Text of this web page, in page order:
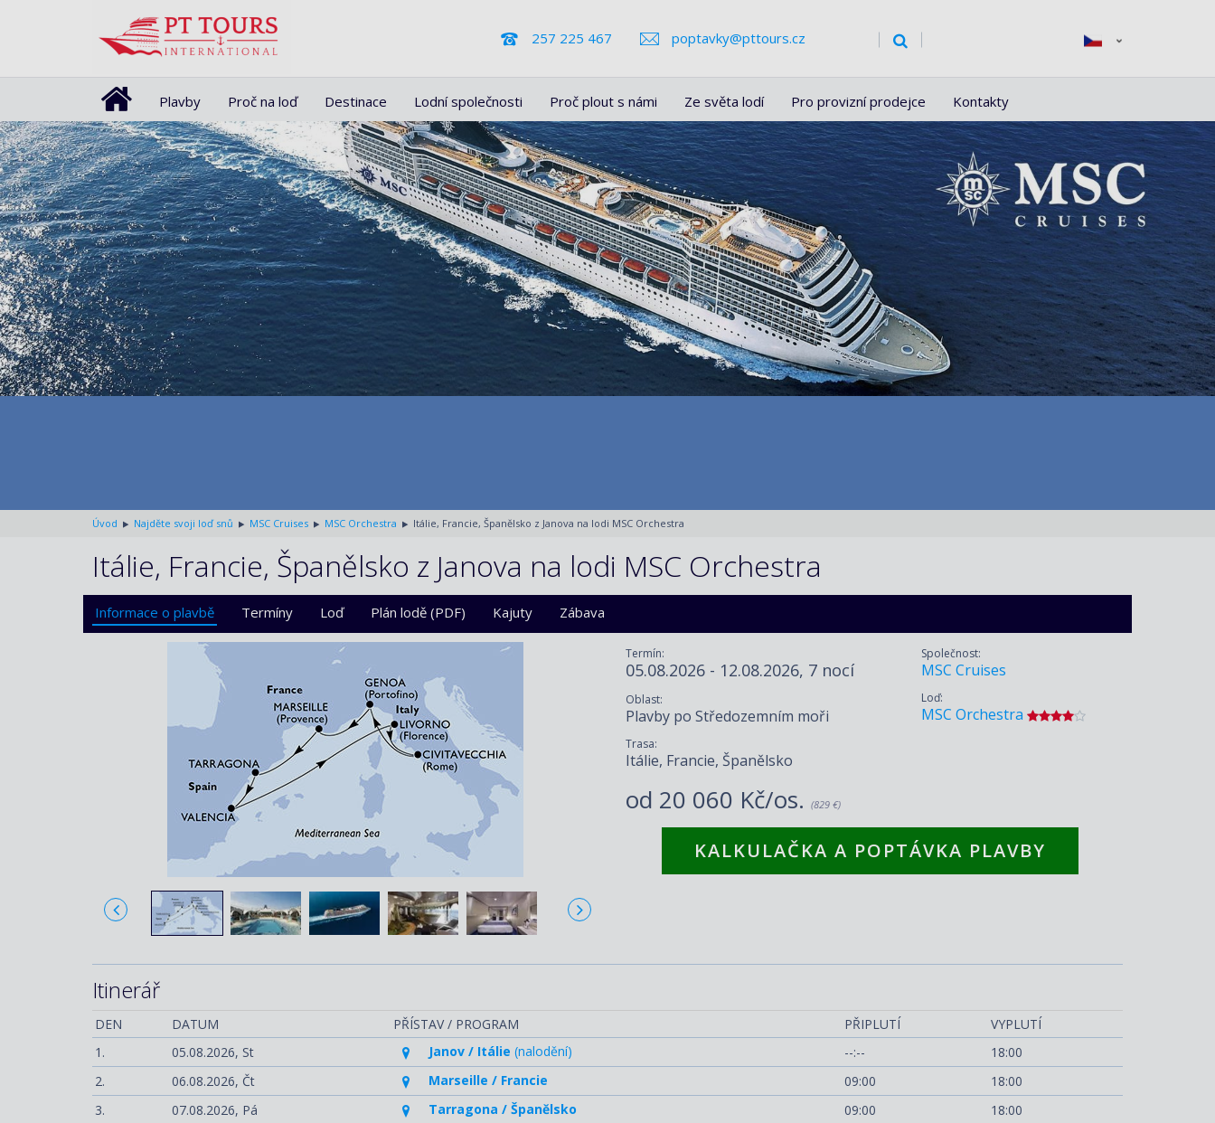
257 225 467 poptavky@pttours.cz
Plavby Proč na loď Destinace Lodní společnosti Proč plout s námi Ze světa lodí Pro provizní prodejce Kontakty
Úvod Najděte svoji loď snů MSC Cruises MSC Orchestra Itálie, Francie, Španělsko z Janova na lodi MSC Orchestra
Itálie, Francie, Španělsko z Janova na lodi MSC Orchestra
Informace o plavbě Termíny Loď Plán lodě (PDF) Kajuty Zábava
Termín:
05.08.2026 - 12.08.2026, 7 nocí
Oblast:
Plavby po Středozemním moři
Trasa:
Itálie, Francie, Španělsko
Společnost:
MSC Cruises
Loď:
MSC Orchestra
od 20 060 Kč/os. (829 €)
KALKULAČKA A POPTÁVKA PLAVBY
Itinerář
DEN DATUM PŘÍSTAV / PROGRAM PŘIPLUTÍ
VYPLUTÍ
1.
05.08.2026, St Janov / Itálie (nalodění) --:--
18:00
2.
06.08.2026, Čt Marseille / Francie 09:00
18:00
3.
07.08.2026, Pá Tarragona / Španělsko 09:00
18:00